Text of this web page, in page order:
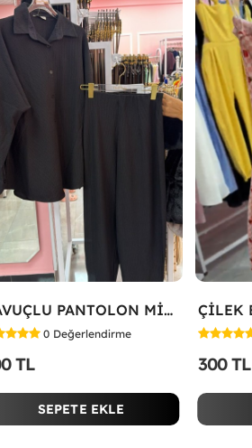
HAVUÇLU PANTOLON MİYASE TAKIM Siyah
0 Değerlendirme
TL
SEPETE EKLE
300 TL